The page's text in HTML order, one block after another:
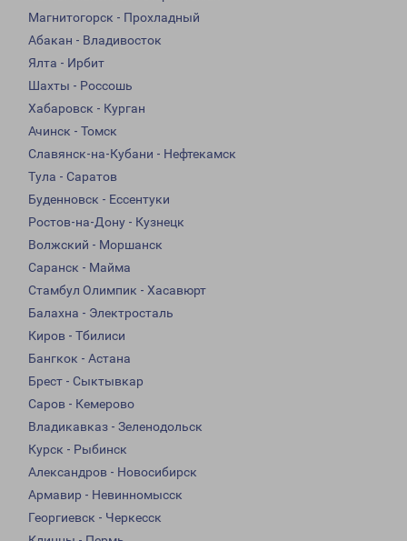
Магнитогорск - Прохладный
Абакан - Владивосток
Ялта - Ирбит
Шахты - Россошь
Хабаровск - Курган
Ачинск - Томск
Славянск-на-Кубани - Нефтекамск
Тула - Саратов
Буденновск - Ессентуки
Ростов-на-Дону - Кузнецк
Волжский - Моршанск
Саранск - Майма
Стамбул Олимпик - Хасавюрт
Балахна - Электросталь
Киров - Тбилиси
Бангкок - Астана
Брест - Сыктывкар
Саров - Кемерово
Владикавказ - Зеленодольск
Курск - Рыбинск
Александров - Новосибирск
Армавир - Невинномысск
Георгиевск - Черкесск